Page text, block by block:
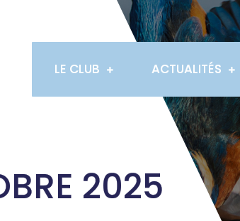
LE CLUB ACTUALITÉS
2025